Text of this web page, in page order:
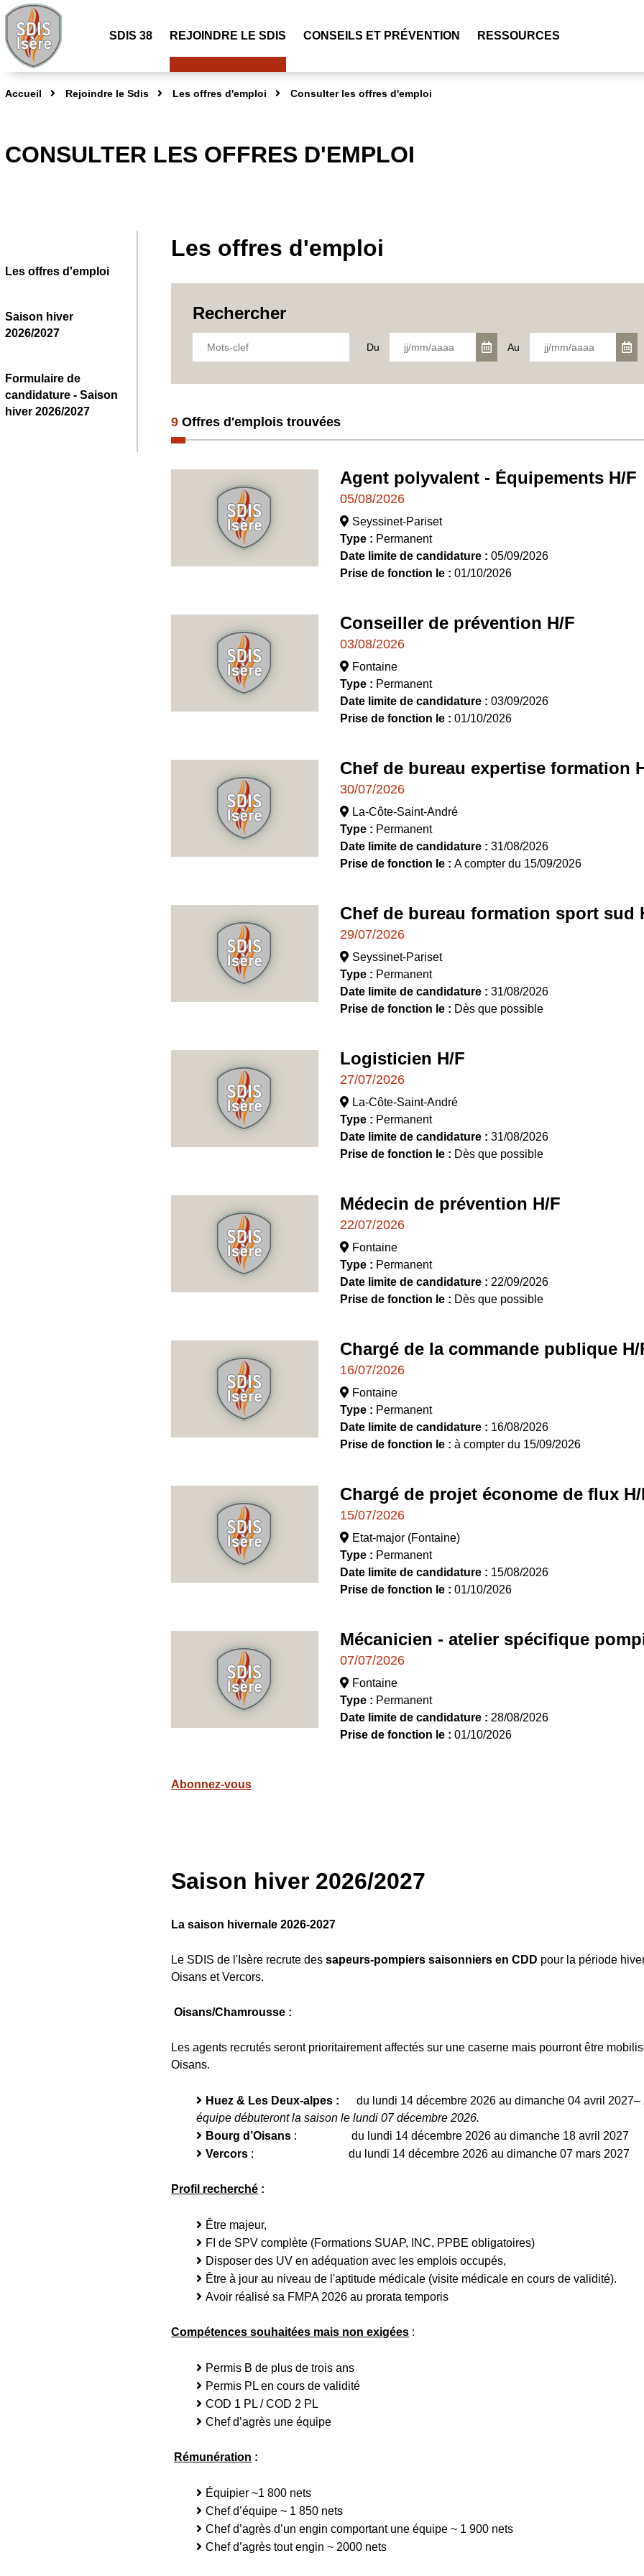
SDIS 38 REJOINDRE LE SDIS CONSEILS ET PRÉVENTION RESSOURCES
Accueil Rejoindre le Sdis Les offres d'emploi Consulter les offres d'emploi
CONSULTER LES OFFRES D'EMPLOI
Les offres d'emploi
Saison hiver
2026/2027
Formulaire de
candidature - Saison
hiver 2026/2027
Les offres d'emploi
Rechercher
Du Au
9 Offres d'emplois trouvées
Agent polyvalent - Équipements H/F
05/08/2026
Seyssinet-Pariset
Type : Permanent
Date limite de candidature :05/09/2026
Prise de fonction le :01/10/2026
Conseiller de prévention H/F
03/08/2026
Fontaine
Type : Permanent
Date limite de candidature :03/09/2026
Prise de fonction le :01/10/2026
Chef de bureau expertise formation
30/07/2026
La-Côte-Saint-André
Type : Permanent
Date limite de candidature :31/08/2026
Prise de fonction le :A compter du 15/09/2026
Chef de bureau formation sport sud
29/07/2026
Seyssinet-Pariset
Type : Permanent
Date limite de candidature :31/08/2026
Prise de fonction le : Dès que possible
Logisticien H/F
27/07/2026
La-Côte-Saint-André
Type : Permanent
Date limite de candidature :31/08/2026
Prise de fonction le : Dès que possible
Médecin de prévention H/F
22/07/2026
Fontaine
Type : Permanent
Date limite de candidature : 22/09/2026
Prise de fonction le : Dès que possible
Chargé de la commande publique H/
16/07/2026
Fontaine
Type : Permanent
Date limite de candidature : 16/08/2026
Prise de fonction le :à compter du 15/09/2026
Chargé de projet économe de flux H/
15/07/2026
Etat-major (Fontaine)
Type : Permanent
Date limite de candidature : 15/08/2026
Prise de fonction le :01/10/2026
Mécanicien - atelier spécifique
07/07/2026
Fontaine
Type : Permanent
Date limite de candidature : 28/08/2026
Prise de fonction le :01/10/2026
Abonnez-vous
Saison hiver 2026/2027
La saison hivernale 2026-2027
Le SDIS de l'Isère recrute dessapeurs-pompiers saisonniers en CDD pour la période
Oisans et Vercors.
Oisans/Chamrousse :
Les agents recrutés seront prioritairement affectés sur une caserne mais pourront être
Oisans.
Huez & Les Deux-alpes :du lundi 14 décembre 2026 au dimanche 04 avril 2027–
équipe débuteront la saison le lundi 07 décembre 2026.
Bourg d’Oisans : du lundi 14 décembre 2026 au dimanche 18 avril 2027
Vercors : du lundi 14 décembre 2026 au dimanche 07 mars 2027
Profil recherché :
Être majeur,
FI de SPV complète (Formations SUAP, INC, PPBE obligatoires)
Disposer des UV en adéquation avec les emplois occupés,
Être à jour au niveau de l'aptitude médicale (visite médicale en cours de validité).
Avoir réalisé sa FMPA 2026 au prorata temporis
Compétences souhaitées mais non exigées :
Permis B de plus de trois ans
Permis PL en cours de validité
COD 1 PL / COD 2 PL
Chef d’agrès une équipe
Rémunération :
Équipier ~1 800 nets
Chef d’équipe ~ 1 850 nets
Chef d’agrès d’un engin comportant une équipe ~ 1 900 nets
Chef d’agrès tout engin ~ 2000 nets